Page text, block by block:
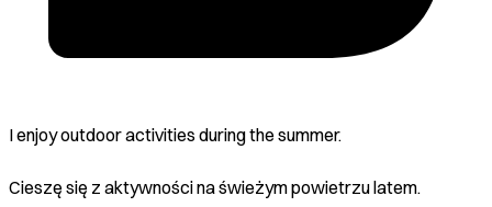
I enjoy outdoor activities during the summer.
Cieszę się z aktywności na świeżym powietrzu latem.